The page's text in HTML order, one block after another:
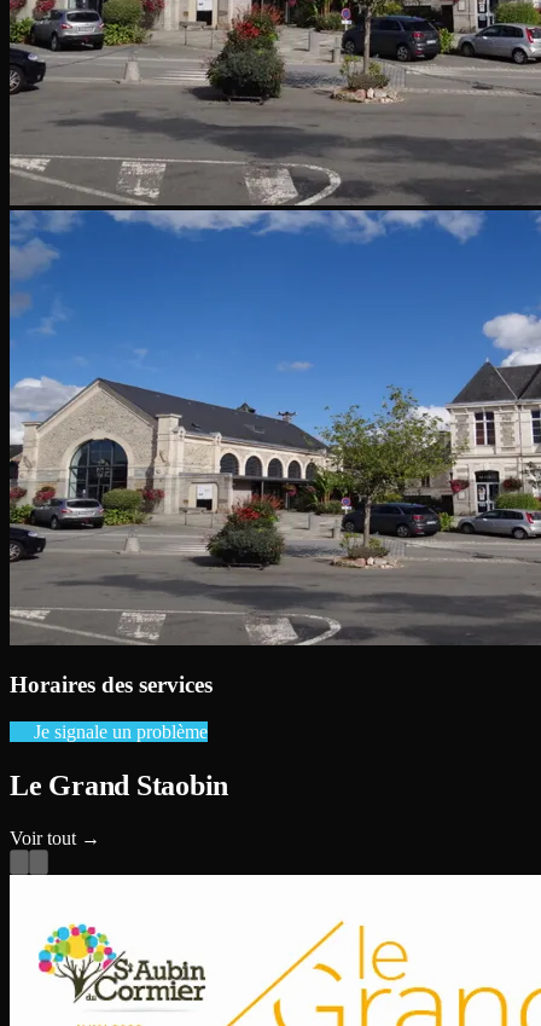
Horaires des services
Je signale un problème
Le Grand Staobin
Voir tout →